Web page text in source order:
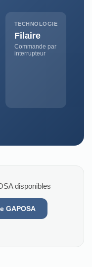
TECHNOLOGIE
Filaire
Commande par
interrupteur
disponibles
GAPOSA